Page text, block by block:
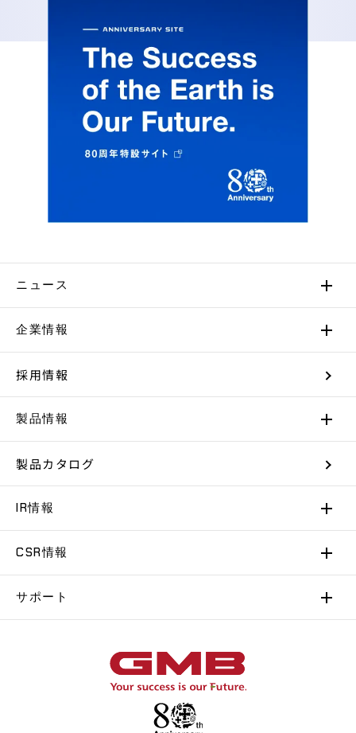
ニュース
企業情報
採用情報
製品情報
製品カタログ
IR情報
CSR情報
サポート